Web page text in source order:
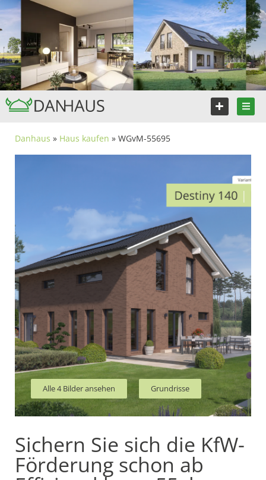
Danhaus » Haus kaufen » WGvM-55695
Alle 4 Bilder ansehen Grundrisse
Sichern Sie sich die KfW-
Förderung schon ab